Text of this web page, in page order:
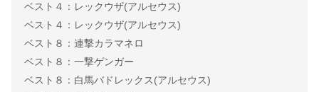
ベスト４：レックウザ(アルセウス)
ベスト４：レックウザ(アルセウス)
ベスト８：連撃カラマネロ
ベスト８：一撃ゲンガー
ベスト８：白馬バドレックス(アルセウス)